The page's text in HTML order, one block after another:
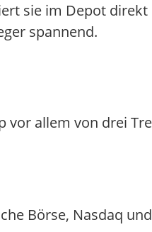
sie im Depot direkt
spannend.
vor allem von drei
Börse, Nasdaq